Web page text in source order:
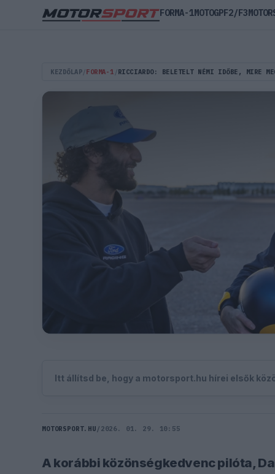
KEZDŐLAP FORMA-1 RICCIARDO: BELETELT NÉMI IDŐBE, MIRE
Itt állítsd be, hogy a motorsport.hu hírei elsők
MOTORSPORT.HU / 2026. 01. 29. 10:55
A korábbi közönségkedvenc pilóta,
FORMA-1MOTOGPF2/F3